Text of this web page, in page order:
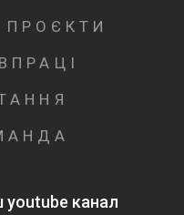
ПРОЄКТИ
youtube канал